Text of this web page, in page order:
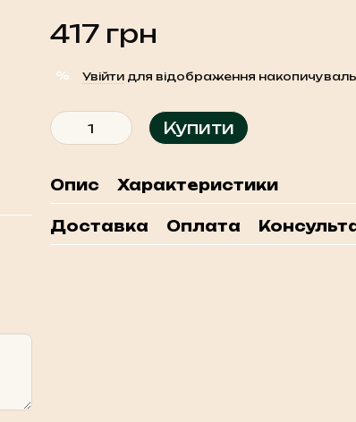
417 грн
% Увійтидля відображення
Купити
Опис Характеристики
Доставка Оплата